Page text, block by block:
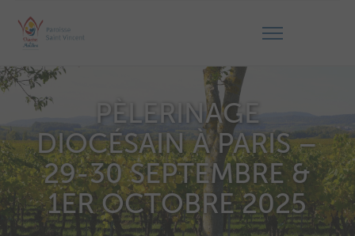
PÈLERINAGE
DIOCÉSAIN À PARIS –
29-30 SEPTEMBRE &
1ER OCTOBRE 2025